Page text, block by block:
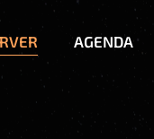
AGENDA